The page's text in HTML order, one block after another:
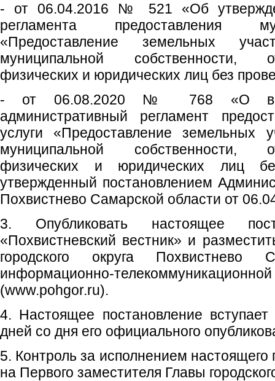
- от 06.04.2016 № 521 «Об
регламента предоставления
«Предоставление земельных
муниципальной собственности,
физических и юридических лиц без
- от 06.08.2020 № 768 «О
административный регламент
услуги «Предоставление земельных
муниципальной собственности,
физических и юридических лиц
утвержденный постановлением
Похвистнево Самарской области от
3. Опубликовать настоящее
«Похвистневский вестник» и
городского округа Похвистнево
информационно-
(www.pohgor.ru).
4. Настоящее постановление
дней со дня его официального
5. Контроль за исполнением настоящего
на Первого заместителя Главы